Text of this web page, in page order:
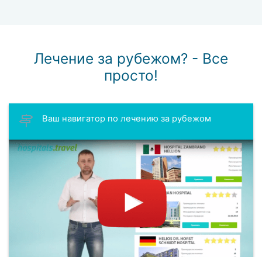
Лечение за рубежом? - Все
просто!
Ваш навигатор по лечению за рубежом